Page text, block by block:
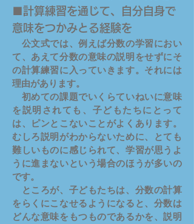
■計算練習を通じて、自分自身で
意味をつかみとる経験を
公文式では、例えば分数の学習におい
て、あえて分数の意味の説明をせずにそ
の計算練習に入っていきます。それには
理由があります。
初めての課題でいくらていねいに意味
を説明されても、子どもたちにとって
は、ピンとこないことがよくあります。
むしろ説明がわからないために、とても
難しいものに感じられて、学習が思うよ
うに進まないという場合のほうが多いの
です。
ところが、子どもたちは、分数の計算
をらくにこなせるようになると、分数は
どんな意味をもつものであるかを、説明